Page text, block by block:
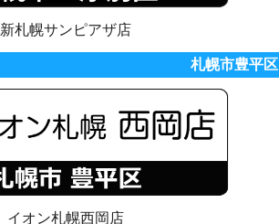
新札幌サンピアザ店
札幌市豊平区
イオン札幌西岡店